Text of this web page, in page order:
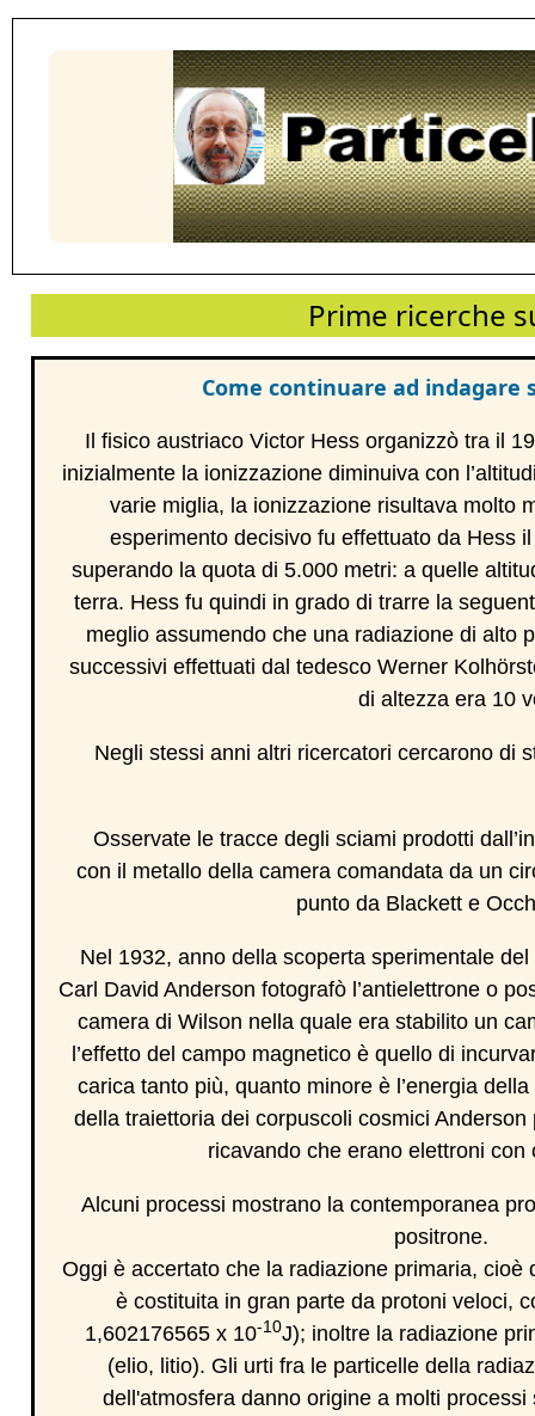
Prime ricerche
Come continuare ad
Il fisico austriaco Victor Hess organizzò tra il
inizialmente la ionizzazione diminuiva con
varie miglia, la ionizzazione risultava molto
esperimento decisivo fu effettuato da Hess
superando la quota di 5.000 metri: a quelle
terra. Hess fu quindi in grado di trarre la
meglio assumendo che una radiazione di alto
successivi effettuati dal tedesco Werner
di altezza era 10
Negli stessi anni altri ricercatori cercarono di
Osservate le tracce degli sciami prodotti
con il metallo della camera comandata da un
punto da Blackett e
Nel 1932, anno della scoperta sperimentale
Carl David Anderson fotografò l’antielettrone o
camera di Wilson nella quale era stabilito un
l’effetto del campo magnetico è quello di
carica tanto più, quanto minore è l’energia
della traiettoria dei corpuscoli cosmici
ricavando che erano elettroni con
Alcuni processi mostrano la contemporanea
positrone.
Oggi è accertato che la radiazione primaria,
è costituita in gran parte da protoni veloci,
1,602176565 x 10-10J); inoltre la radiazione
(elio, litio). Gli urti fra le particelle della
dell'atmosfera danno origine a molti